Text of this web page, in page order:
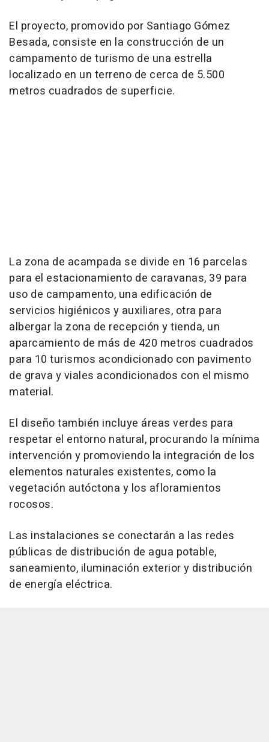
El proyecto, promovido por Santiago Gómez
Besada, consiste en la construcción de un
campamento de turismo de una estrella
localizado en un terreno de cerca de 5.500
metros cuadrados de superficie.
La zona de acampada se divide en 16 parcelas
para el estacionamiento de caravanas, 39 para
uso de campamento, una edificación de
servicios higiénicos y auxiliares, otra para
albergar la zona de recepción y tienda, un
aparcamiento de más de 420 metros cuadrados
para 10 turismos acondicionado con pavimento
de grava y viales acondicionados con el mismo
material.
El diseño también incluye áreas verdes para
respetar el entorno natural, procurando la mínima
intervención y promoviendo la integración de los
elementos naturales existentes, como la
vegetación autóctona y los afloramientos
rocosos.
Las instalaciones se conectarán a las redes
públicas de distribución de agua potable,
saneamiento, iluminación exterior y distribución
de energía eléctrica.